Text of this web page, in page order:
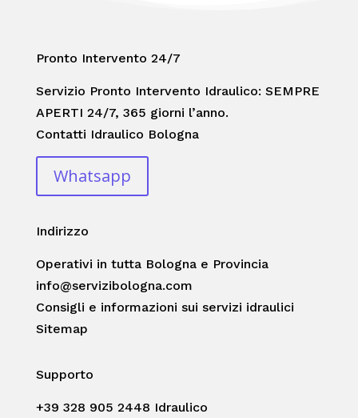
Pronto Intervento 24/7
Servizio Pronto Intervento Idraulico: SEMPRE
APERTI 24/7, 365 giorni l’anno.
Contatti Idraulico Bologna
Whatsapp
Indirizzo
Operativi in tutta Bologna e Provincia
info@servizibologna.com
Consigli e informazioni sui servizi idraulici
Sitemap
Supporto
+39 328 905 2448 Idraulico